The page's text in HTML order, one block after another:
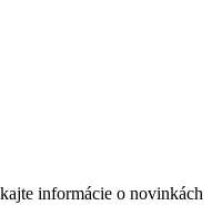
informácie o novinkách